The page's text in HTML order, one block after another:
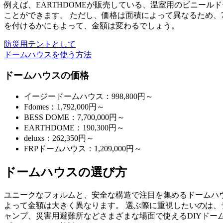
例えば、EARTHDOMEが販売している、温室用のビニール
ことができます。 ただし、価格は面積によって異なるため
を付けるかにもよって、金額は変わるでしょう。
防災用テントとして
ドームハウスを使う方法
ドームハウスの価格
イージードームハウス：998,800円～
Fdomes：1,792,000円～
BESS DOME：7,700,000円～
EARTHDOME：190,300円～
deluxs：262,350円～
FRPドームハウス：1,209,000円～
ドームハウスの選び方
ユニークなフォルムと、安全な構造で注目を集めるドーム
よって金額は大きく異なります。 選ぶ際に重視したいのは
ャンプ、災害用避難所などさまざまな場面で使えるDIYド